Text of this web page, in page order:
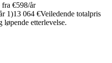
fra €598/år
1)13 064 €Veiledende totalpris
løpende etterlevelse.